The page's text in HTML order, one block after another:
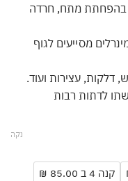
בהפחתת מתח, חרדה
מסייעים לגוף
דלקות, עצירות ועוד.
לדתות רבות
קנה 4 ב 85.00 ₪
נקה